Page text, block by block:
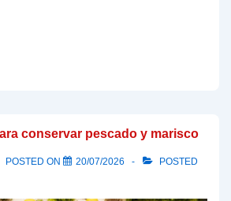
conservar pescado y marisco
POSTED ON 20/07/2026
POSTED